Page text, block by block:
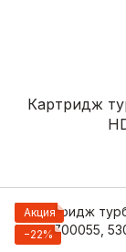
Картридж
Акция
−22%